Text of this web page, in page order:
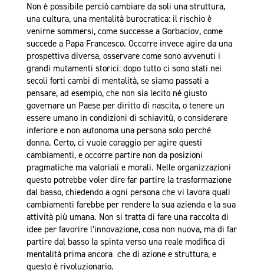
Non è possibile perciò cambiare da soli una struttura,
una cultura, una mentalità burocratica: il rischio è
venirne sommersi, come successe a Gorbaciov, come
succede a Papa Francesco. Occorre invece agire da una
prospettiva diversa, osservare come sono avvenuti i
grandi mutamenti storici: dopo tutto ci sono stati nei
secoli forti cambi di mentalità, se siamo passati a
pensare, ad esempio, che non sia lecito né giusto
governare un Paese per diritto di nascita, o tenere un
essere umano in condizioni di schiavitù, o considerare
inferiore e non autonoma una persona solo perché
donna. Certo, ci vuole coraggio per agire questi
cambiamenti, e occorre partire non da posizioni
pragmatiche ma valoriali e morali. Nelle organizzazioni
questo potrebbe voler dire far partire la trasformazione
dal basso, chiedendo a ogni persona che vi lavora quali
cambiamenti farebbe per rendere la sua azienda e la sua
attività più umana. Non si tratta di fare una raccolta di
idee per favorire l’innovazione, cosa non nuova, ma di far
partire dal basso la spinta verso una reale modifica di
mentalità prima ancora che di azione e struttura, e
questo è rivoluzionario.